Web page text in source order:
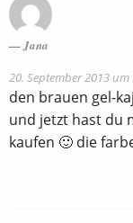
Jana
20. September 2013
den brauen gel-
und jetzt hast du
kaufen 🙂 die